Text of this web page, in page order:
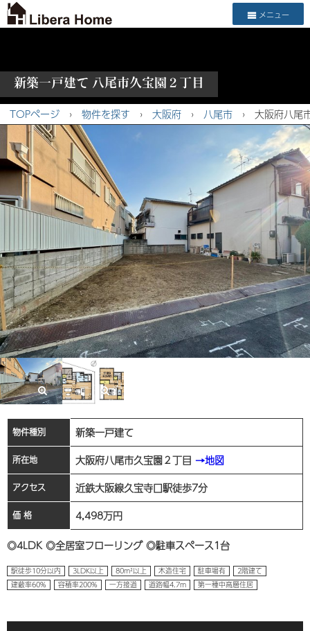
メニュー
新築一戸建て 八尾市久宝園２丁目
TOPページ › 物件を探す › 大阪府 › 八尾市 › 大阪府八尾
物件種別 新築一戸建て
所在地 大阪府八尾市久宝園２丁目 →地図
アクセス 近鉄大阪線久宝寺口駅徒歩7分
価 格 4,498万円
◎4LDK ◎全居室フローリング ◎駐車スペース1台
駅徒歩10分以内 3LDK以上 80m²以上 木造住宅 駐車場有
2階建て
建蔽率60%
容積率200% 一方接道 道路幅4.7m 第一種中高層住居